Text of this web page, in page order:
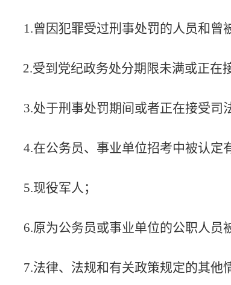
1.曾因犯罪受过刑事处罚的人员和曾
2.受到党纪政务处分期限未满或正在
3.处于刑事处罚期间或者正在接受司
4.在公务员、事业单位招考中被认定
5.现役军人；
6.原为公务员或事业单位的公职人员
7.法律、法规和有关政策规定的其他